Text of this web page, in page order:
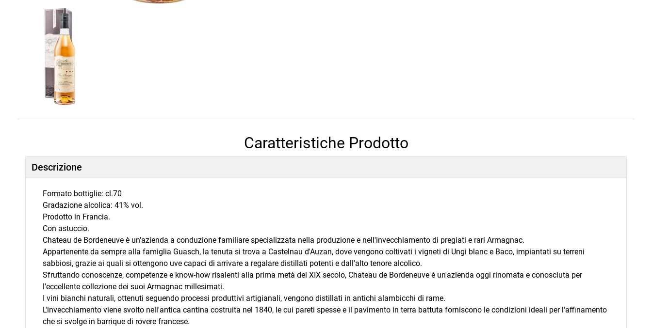
Caratteristiche Prodotto
Descrizione
Formato bottiglie: cl.70
Gradazione alcolica: 41% vol.
Prodotto in Francia.
Con astuccio.
Chateau de Bordeneuve è un'azienda a conduzione familiare specializzata nella produzione e nell'invecchiamento di pregiati e rari Armagnac.
Appartenente da sempre alla famiglia Guasch, la tenuta si trova a Castelnau d'Auzan, dove vengono coltivati i vigneti di Ungi blanc e Baco, impiantati su terreni
sabbiosi, grazie ai quali si ottengono uve capaci di arrivare a regalare distillati potenti e dall'alto tenore alcolico.
Sfruttando conoscenze, competenze e know-how risalenti alla prima metà del XIX secolo, Chateau de Bordeneuve è un'azienda oggi rinomata e conosciuta per
l'eccellente collezione dei suoi Armagnac millesimati.
I vini bianchi naturali, ottenuti seguendo processi produttivi artigianali, vengono distillati in antichi alambicchi di rame.
L'invecchiamento viene svolto nell'antica cantina costruita nel 1840, le cui pareti spesse e il pavimento in terra battuta forniscono le condizioni ideali per l'affinamento
che si svolge in barrique di rovere francese.